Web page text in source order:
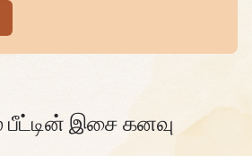
ஒரு பூனை நண்பனும்: சர்வதேச
இசை கனவு